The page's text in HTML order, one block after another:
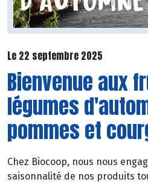
Le 22 septembre 2025
Bienvenue aux
légumes
pommes et
Chez Biocoop, nous nous
saisonnalité de nos produits